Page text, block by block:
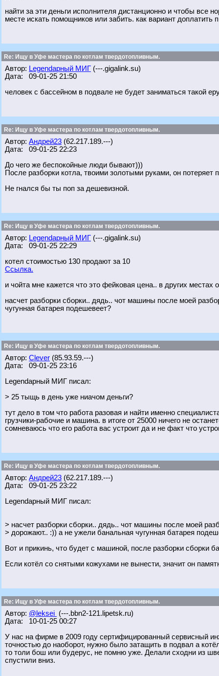
найти за эти деньги исполнителя дистанционно и чтобы все
месте искать помощников или забить. как вариант
Re: Ищу в Уфе мастера по котлам твердотопливным.
Автор: Legendарный МИГ (---.gigalink.su)
Дата: 09-01-25 21:50
человек с бассейном в подвале не будет заниматься такой
Re: Ищу в Уфе мастера по котлам твердотопливным.
Автор: Андрей23 (62.217.189.---)
Дата: 09-01-25 22:23
До чего же беспокойные люди бывают)))
После разборки котла, твоими золотыми руками, он
Не гнался бы ты поп за дешевизной.
Re: Ищу в Уфе мастера по котлам твердотопливным.
Автор: Legendарный МИГ (---.gigalink.su)
Дата: 09-01-25 22:29
котел стоимостью 130 продают за 10
Ссылка.
и чойта мне кажется что это фейковая цена.. в других местах
насчет разборки сборки.. дядь.. чот машины после моей
чугунная батарея подешевеет?
Re: Ищу в Уфе мастера по котлам твердотопливным.
Автор: Clever (85.93.59.---)
Дата: 09-01-25 23:16
Legendарный МИГ писал:
> 25 тыщь в день уже ниачом деньги?
тут дело в том что работа разовая и найти именно
грузчики-рабочие и машина. в итоге от 25000 ничего не
сомневаюсь что его работа вас устроит да и не факт что
Re: Ищу в Уфе мастера по котлам твердотопливным.
Автор: Андрей23 (62.217.189.---)
Дата: 09-01-25 23:22
Legendарный МИГ писал:
> насчет разборки сборки.. дядь.. чот машины после моей
> дорожают.. :)) а не ужели банальная чугунная батарея
Вот и прикинь, что будет с машиной, после разборки сборки
Если котёл со снятыми кожухами не вынести, значит он
Re: Ищу в Уфе мастера по котлам твердотопливным.
Автор: @leksei (---.bbn2-121.lipetsk.ru)
Дата: 10-01-25 00:27
У нас на фирме в 2009 году сертифицированный сервисный
точностью до наоборот, нужно было затащить в подвал а
то толи бош или будерус, не помню уже. Делали сходни из
спустили вниз.